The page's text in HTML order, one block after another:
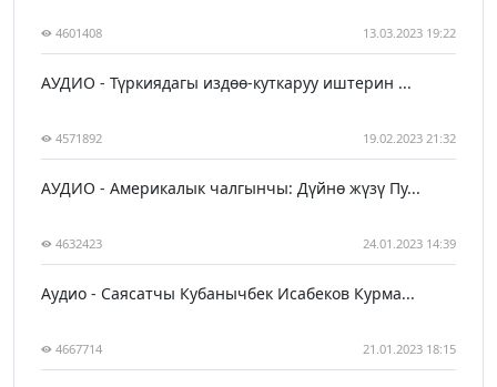
4601408 13.03.2023 19:22
АУДИО - Түркиядагы издөө-куткаруу иштерин ...
4571892 19.02.2023 21:32
АУДИО - Америкалык чалгынчы: Дүйнө жүзү Пу...
4632423 24.01.2023 14:39
Аудио - Саясатчы Кубанычбек Исабеков Курма...
4667714 21.01.2023 18:15